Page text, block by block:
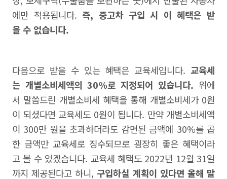
에만 적용됩니다. 즉, 중고차 구입 시 이 혜택은 받
을 수 없습니다.
다음으로 받을 수 있는 혜택은 교육세입니다. 교육세
는 개별소비세액의 30%로 지정되어 있습니다. 위에
서 말씀드린 개별소비세 혜택을 통해 개별소비세가 0원
이 되셨다면 교육세도 0원이 됩니다. 만약 개별소비세액
이 300만 원을 초과하더라도 감면된 금액에 30%를 곱
한 금액만 교육세로 징수되므로 굉장히 좋은 혜택이라
고 볼 수 있겠습니다. 교육세 혜택도 2022년 12월 31일
까지 제공된다고 하니,구입하실 계획이 있다면 올해 말